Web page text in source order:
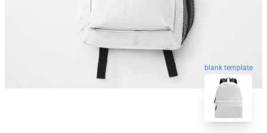
blank template